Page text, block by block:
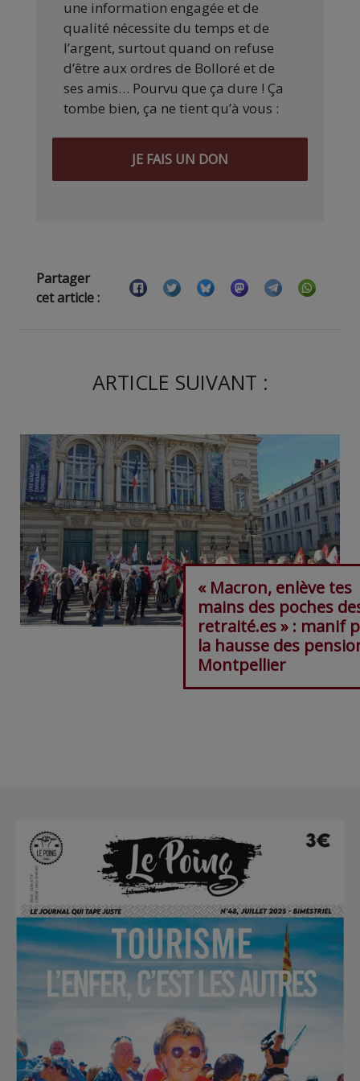
une information engagée et de
qualité nécessite du temps et de
l’argent, surtout quand on refuse
d’être aux ordres de Bolloré et de
ses amis… Pourvu que ça dure ! Ça
tombe bien, ça ne tient qu’à vous :
JE FAIS UN DON
Partager
cet article :
ARTICLE SUIVANT :
« Macron, enlève tes
mains des poches
retraité.es » : manif
la hausse des
Montpellier